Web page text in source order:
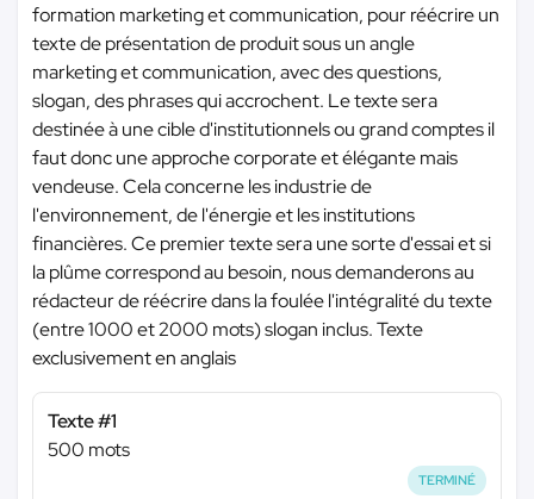
formation marketing et communication, pour réécrire un
texte de présentation de produit sous un angle
marketing et communication, avec des questions,
slogan, des phrases qui accrochent. Le texte sera
destinée à une cible d'institutionnels ou grand comptes il
faut donc une approche corporate et élégante mais
vendeuse. Cela concerne les industrie de
l'environnement, de l'énergie et les institutions
financières. Ce premier texte sera une sorte d'essai et si
la plûme correspond au besoin, nous demanderons au
rédacteur de réécrire dans la foulée l'intégralité du texte
(entre 1000 et 2000 mots) slogan inclus. Texte
exclusivement en anglais
Texte #1
500 mots
TERMINÉ